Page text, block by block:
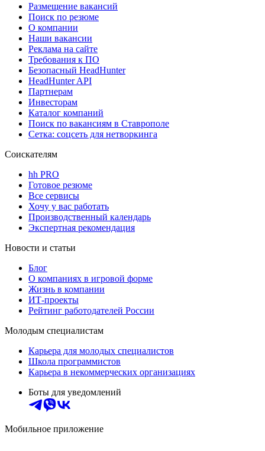
Размещение вакансий
Поиск по резюме
О компании
Наши вакансии
Реклама на сайте
Требования к ПО
Безопасный HeadHunter
HeadHunter API
Партнерам
Инвесторам
Каталог компаний
Поиск по вакансиям в Ставрополе
Сетка: соцсеть для нетворкинга
Соискателям
hh PRO
Готовое резюме
Все сервисы
Хочу у вас работать
Производственный календарь
Экспертная рекомендация
Новости и статьи
Блог
О компаниях в игровой форме
Жизнь в компании
ИТ-проекты
Рейтинг работодателей России
Молодым специалистам
Карьера для молодых специалистов
Школа программистов
Карьера в некоммерческих организациях
Боты для уведомлений
Мобильное приложение